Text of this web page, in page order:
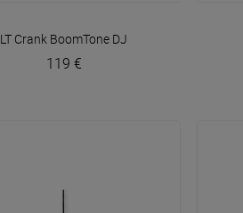
VOIR EN DÉTAIL
LT Crank BoomTone DJ
119 €